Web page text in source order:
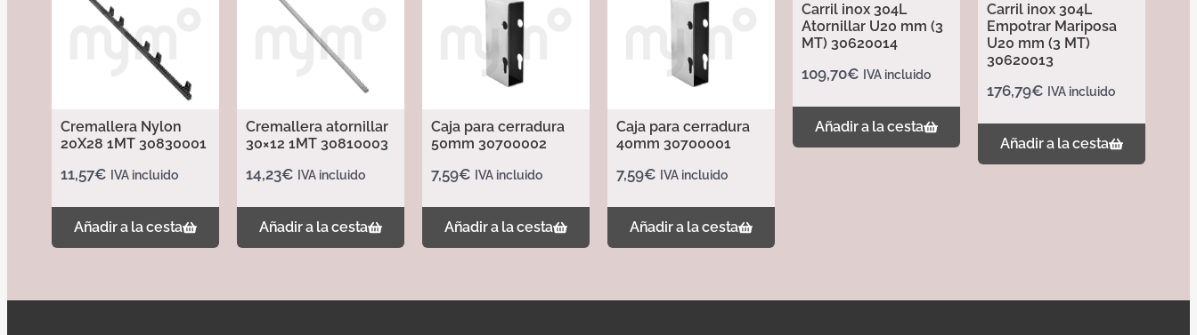
Cremallera Nylon
20X28 1MT 30830001
11,57€ IVA incluido
Añadir a la cesta
Cremallera atornillar
30×12 1MT 30810003
14,23€ IVA incluido
Añadir a la cesta
Caja para cerradura
50mm 30700002
7,59€ IVA incluido
Añadir a la cesta
Caja para cerradura
40mm 30700001
7,59€ IVA incluido
Añadir a la cesta
Carril inox 304L
Atornillar U20 mm (3
MT) 30620014
109,70€ IVA incluido
Añadir a la cesta
Carril inox 304L
Empotrar Mariposa
U20 mm (3 MT)
30620013
176,79€ IVA incluido
Añadir a la cesta